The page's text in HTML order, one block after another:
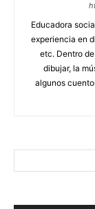
Educadora
experiencia en
etc. Dentro
dibujar, la
algunos